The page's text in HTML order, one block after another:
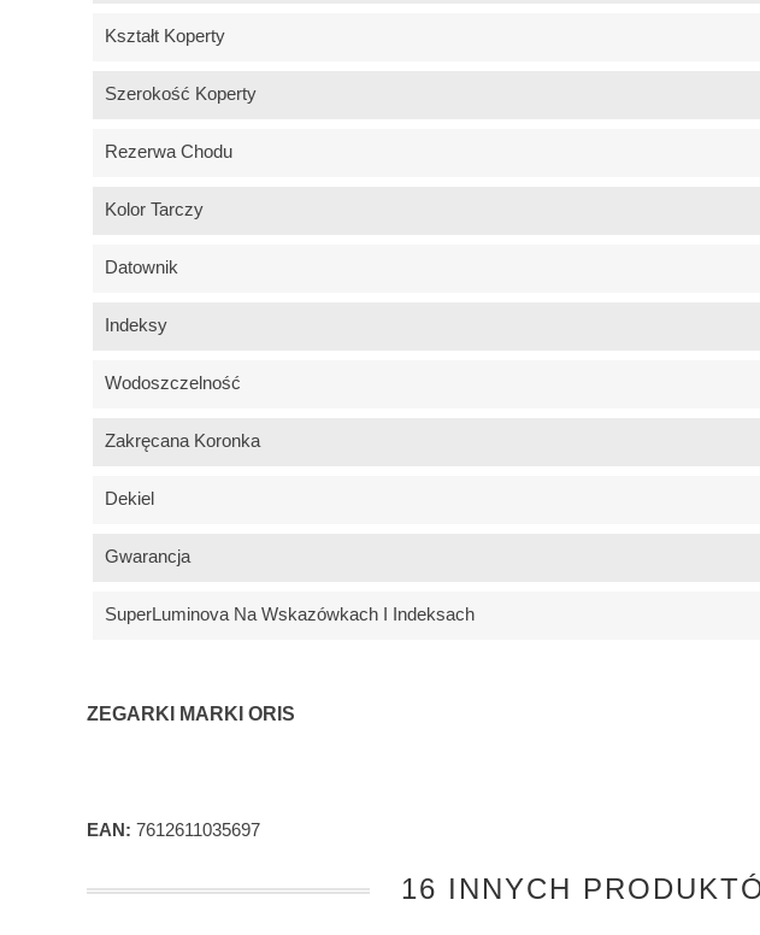
Kształt Koperty
Szerokość Koperty
Rezerwa Chodu
Kolor Tarczy
Datownik
Indeksy
Wodoszczelność
Zakręcana Koronka
Dekiel
Gwarancja
SuperLuminova Na Wskazówkach I Indeksach
ZEGARKI MARKI ORIS
EAN: 7612611035697
16 INNYCH